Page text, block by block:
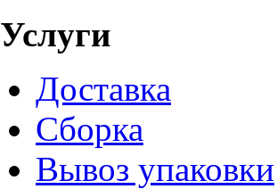
Услуги
Доставка
Сборка
Вывоз упаковки